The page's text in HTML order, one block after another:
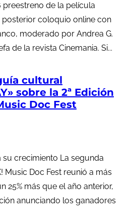
preestreno de la película
posterior coloquio online con
moderado por Andrea G.
de la revista Cinemania. Si...
cultural
sobre la 2ª Edición
Doc Fest
su crecimiento La segunda
Music Doc Fest reunió a más
25% más que el año anterior,
anunciando los ganadores